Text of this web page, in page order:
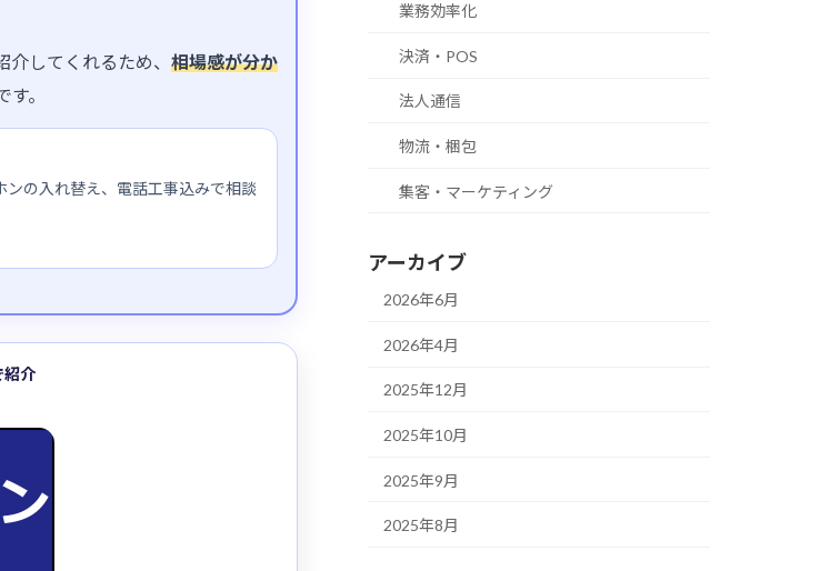
してくれるため、 相場感が分か
。
の入れ替え、電話工事込みで相談
紹介
業務効率化
決済・POS
法人通信
物流・梱包
集客・マーケティング
アーカイブ
2026年6月
2026年4月
2025年12月
2025年10月
2025年9月
2025年8月